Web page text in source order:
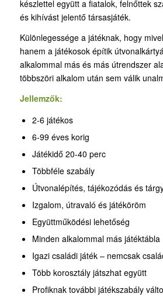
készlettel együtt a fiatalok, felnőttek
és kihívást jelentő társasjáték.
Különlegessége a játéknak, hogy
hanem a játékosok építik
alkalommal más és más útrendszer
többszöri alkalom után sem válik
Jellemzők:
2-6 játékos
6-99 éves korig
Játékidő 20-40 perc
Többféle szabály
Útvonalépítés, tájékozódás és
Izgalom, útravaló és játéköröm
Együttműködési lehetőség
Minden alkalommal más játéktábla
Igazi családi játék – nemcsak
Több korosztály játszhat együtt
Profiknak további játékszabály